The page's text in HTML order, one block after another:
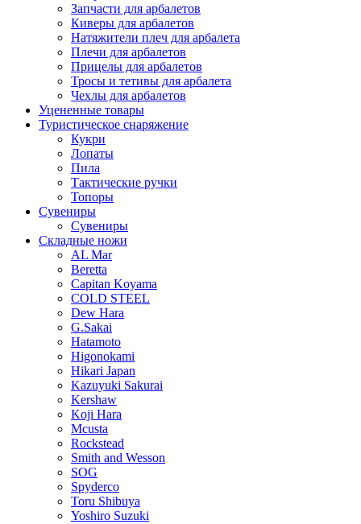
Запчасти для арбалетов
Киверы для арбалетов
Натяжители плеч для арбалета
Плечи для арбалетов
Прицелы для арбалетов
Тросы и тетивы для арбалета
Чехлы для арбалетов
Уцененные товары
Туристическое снаряжение
Кукри
Лопаты
Пила
Тактические ручки
Топоры
Сувениры
Сувениры
Складные ножи
AL Mar
Beretta
Capitan Koyama
COLD STEEL
Dew Hara
G.Sakai
Hatamoto
Higonokami
Hikari Japan
Kazuyuki Sakurai
Kershaw
Koji Hara
Mcusta
Rockstead
Smith and Wesson
SOG
Spyderco
Toru Shibuya
Yoshiro Suzuki